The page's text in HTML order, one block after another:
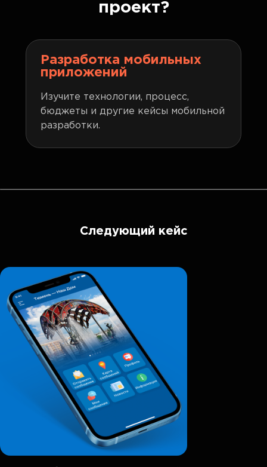
проект?
Разработка мобильных
приложений
Изучите технологии, процесс,
бюджеты и другие кейсы мобильной
разработки.
Следующий кейс